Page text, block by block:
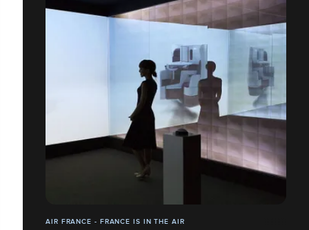
AIR FRANCE - FRANCE IS IN THE AIR